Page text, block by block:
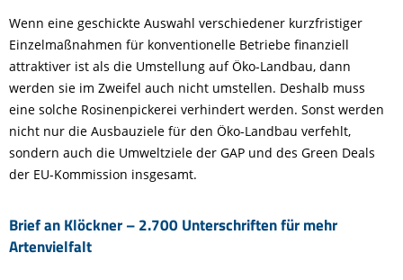
Wenn eine geschickte Auswahl verschiedener kurzfristiger
Einzelmaßnahmen für konventionelle Betriebe finanziell
attraktiver ist als die Umstellung auf Öko-Landbau, dann
werden sie im Zweifel auch nicht umstellen. Deshalb muss
eine solche Rosinenpickerei verhindert werden. Sonst werden
nicht nur die Ausbauziele für den Öko-Landbau verfehlt,
sondern auch die Umweltziele der GAP und des Green Deals
der EU-Kommission insgesamt.
Brief an Klöckner – 2.700 Unterschriften für mehr
Artenvielfalt